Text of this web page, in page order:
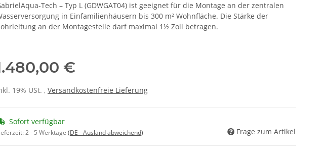
Tech – Typ L (GDWGAT04) ist geeignet für die Montage an der zentralen
in Einfamilienhäusern bis 300 m² Wohnfläche. Die Stärke der
an der Montagestelle darf maximal 1½ Zoll betragen.
€
19% USt. , Versandkostenfreie Lieferung
Sofort verfügbar
2 - 5 Werktage (DE - Ausland abweichend) Frage zum Artikel